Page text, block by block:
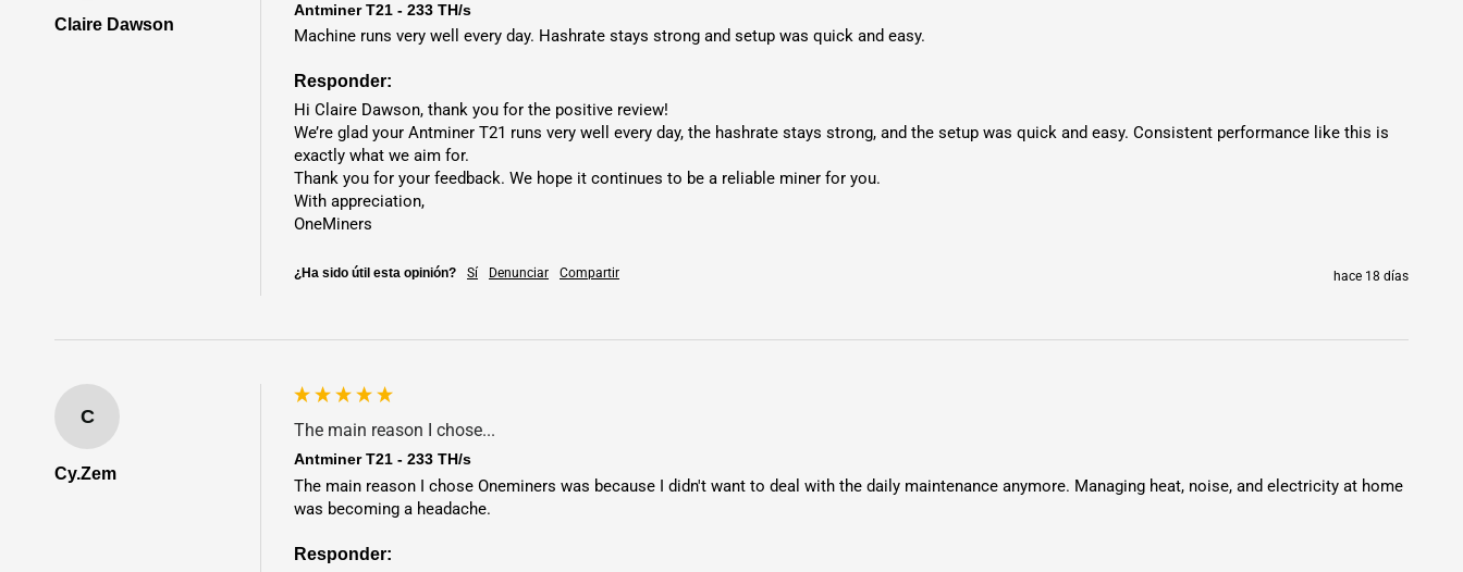
Interfaz de
Claire Dawson
Antminer T21 - 233 TH/s
Machine runs very well every day. Hashrate stays strong and setup was quick and easy.
Responder:
Hi Claire Dawson, thank you for the positive review!
We’re glad your Antminer T21 runs very well every day, the hashrate stays strong, and the setup was quick and easy. Consistent performance like this is
exactly what we aim for.
Thank you for your feedback. We hope it continues to be a reliable miner for you.
With appreciation,
OneMiners
¿Ha sido útil esta opinión? Sí Denunciar Compartir hace 18 días
C
Cy.Zem
The main reason I chose...
Antminer T21 - 233 TH/s
The main reason I chose Oneminers was because I didn't want to deal with the daily maintenance anymore. Managing heat, noise, and electricity at home
was becoming a headache.
Responder: